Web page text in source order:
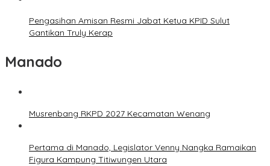
Pengasihan Amisan Resmi Jabat Ketua KPID Sulut
Gantikan Truly Kerap
Manado
Musrenbang RKPD 2027 Kecamatan Wenang
Pertama di Manado, Legislator Venny Nangka Ramaikan
Figura Kampung Titiwungen Utara